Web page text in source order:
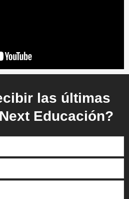
las últimas
Educación?